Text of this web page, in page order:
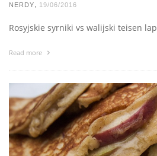
NERDY 19/06/2016
Rosyjskie syrniki vs walijski teisen lap
Read more